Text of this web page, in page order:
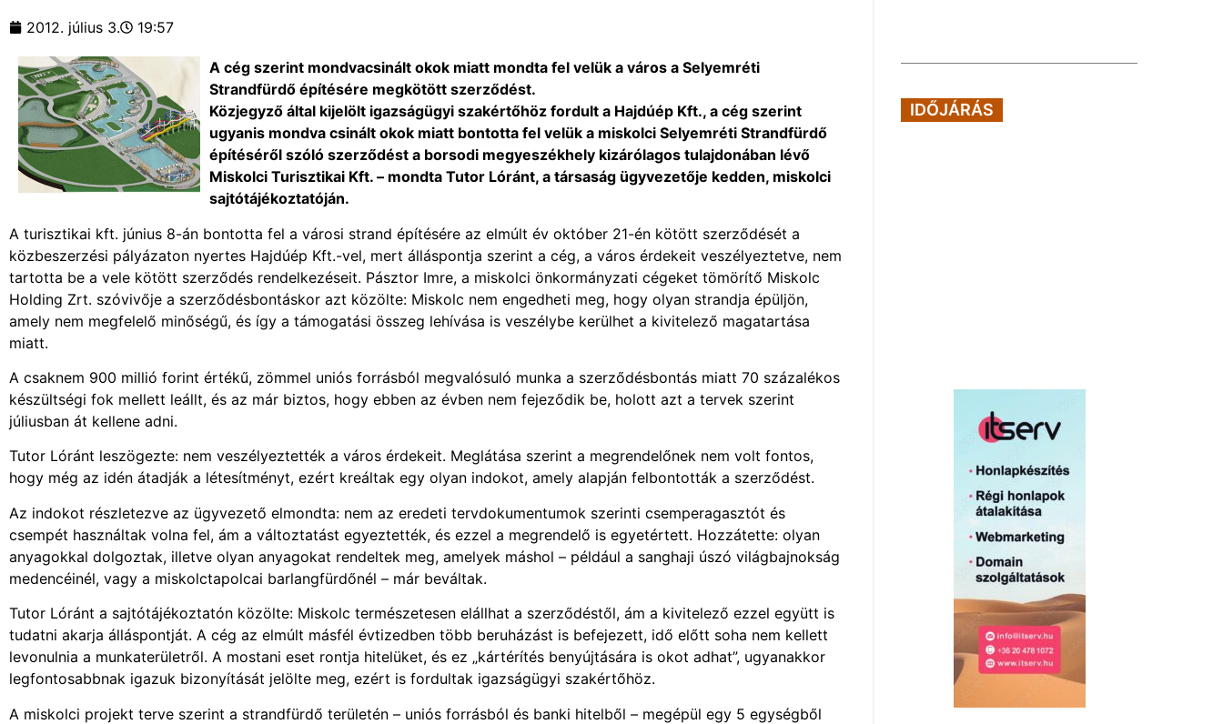
2012. július 3. 19:57
A cég szerint mondvacsinált okok miatt mondta fel velük a város a Selyemréti
Strandfürdő építésére megkötött szerződést.
Közjegyző által kijelölt igazságügyi szakértőhöz fordult a Hajdúép Kft., a cég szerint
ugyanis mondva csinált okok miatt bontotta fel velük a miskolci Selyemréti Strandfürdő
építéséről szóló szerződést a borsodi megyeszékhely kizárólagos tulajdonában lévő
Miskolci Turisztikai Kft. – mondta Tutor Lóránt, a társaság ügyvezetője kedden, miskolci
sajtótájékoztatóján.
A turisztikai kft. június 8-án bontotta fel a városi strand építésére az elmúlt év október 21-én kötött szerződését a
közbeszerzési pályázaton nyertes Hajdúép Kft.-vel, mert álláspontja szerint a cég, a város érdekeit veszélyeztetve, nem
tartotta be a vele kötött szerződés rendelkezéseit. Pásztor Imre, a miskolci önkormányzati cégeket tömörítő Miskolc
Holding Zrt. szóvivője a szerződésbontáskor azt közölte: Miskolc nem engedheti meg, hogy olyan strandja épüljön,
amely nem megfelelő minőségű, és így a támogatási összeg lehívása is veszélybe kerülhet a kivitelező magatartása
miatt.
A csaknem 900 millió forint értékű, zömmel uniós forrásból megvalósuló munka a szerződésbontás miatt 70 százalékos
készültségi fok mellett leállt, és az már biztos, hogy ebben az évben nem fejeződik be, holott azt a tervek szerint
júliusban át kellene adni.
Tutor Lóránt leszögezte: nem veszélyeztették a város érdekeit. Meglátása szerint a megrendelőnek nem volt fontos,
hogy még az idén átadják a létesítményt, ezért kreáltak egy olyan indokot, amely alapján felbontották a szerződést.
Az indokot részletezve az ügyvezető elmondta: nem az eredeti tervdokumentumok szerinti csemperagasztót és
csempét használtak volna fel, ám a változtatást egyeztették, és ezzel a megrendelő is egyetértett. Hozzátette: olyan
anyagokkal dolgoztak, illetve olyan anyagokat rendeltek meg, amelyek máshol – például a sanghaji úszó világbajnokság
medencéinél, vagy a miskolctapolcai barlangfürdőnél – már beváltak.
Tutor Lóránt a sajtótájékoztatón közölte: Miskolc természetesen elállhat a szerződéstől, ám a kivitelező ezzel együtt is
tudatni akarja álláspontját. A cég az elmúlt másfél évtizedben több beruházást is befejezett, idő előtt soha nem kellett
levonulnia a munkaterületről. A mostani eset rontja hitelüket, és ez „kártérítés benyújtására is okot adhat”, ugyanakkor
legfontosabbnak igazuk bizonyítását jelölte meg, ezért is fordultak igazságügyi szakértőhöz.
A miskolci projekt terve szerint a strandfürdő területén – uniós forrásból és banki hitelből – megépül egy 5 egységből
IDŐJÁRÁS